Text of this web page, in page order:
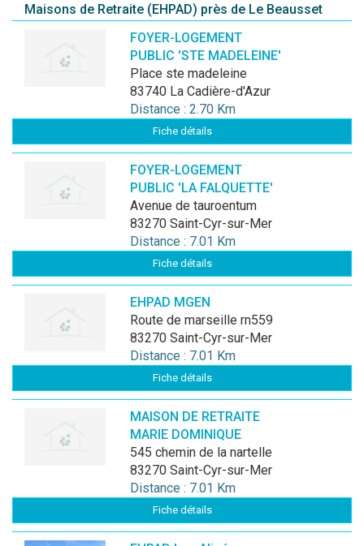
Maisons de Retraite (EHPAD) près de Le Beausset
FOYER-LOGEMENT
PUBLIC 'STE MADELEINE'
place ste madeleine
83740 La Cadière-d'Azur
Distance : 2.70 Km
Fiche détails
FOYER-LOGEMENT
PUBLIC 'LA FALQUETTE'
avenue de tauroentum
83270 Saint-Cyr-sur-Mer
Distance : 7.01 Km
Fiche détails
EHPAD MGEN
route de marseille rn559
83270 Saint-Cyr-sur-Mer
Distance : 7.01 Km
Fiche détails
MAISON DE RETRAITE
MARIE DOMINIQUE
545 chemin de la nartelle
83270 Saint-Cyr-sur-Mer
Distance : 7.01 Km
Fiche détails